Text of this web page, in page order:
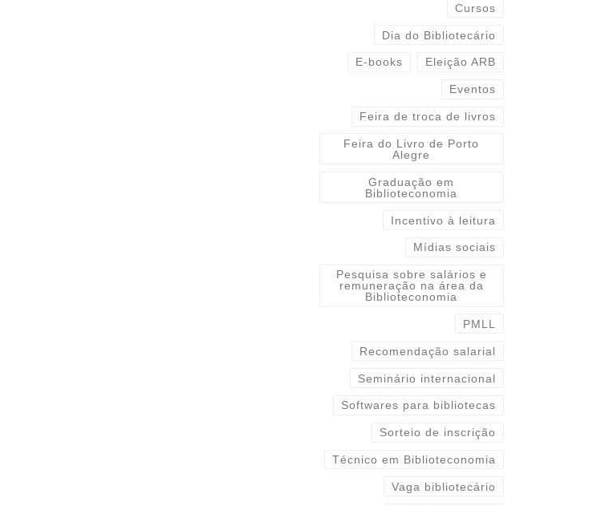
Cursos
Dia do Bibliotecário
E-books Eleição ARB
Eventos
Feira de troca de livros
Feira do Livro de Porto
Alegre
Graduação em
Biblioteconomia
Incentivo à leitura
Mídias sociais
Pesquisa sobre salários e
remuneração na área da
Biblioteconomia
PMLL
Recomendação salarial
Seminário internacional
Softwares para bibliotecas
Sorteio de inscrição
Técnico em Biblioteconomia
Vaga bibliotecário